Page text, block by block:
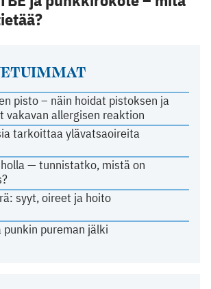
pisto – näin hoidat pistoksen ja
vakavan allergisen reaktion
tarkoittaa ylävatsaoireita
— tunnistatko, mistä on
syyt, oireet ja hoito
punkin pureman jälki